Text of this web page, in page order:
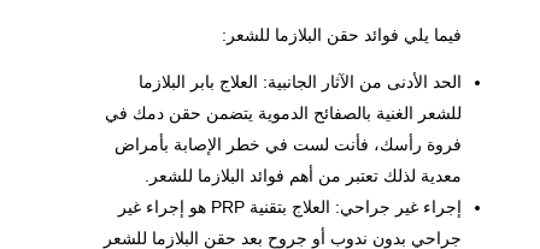
فيما يلي فوائد حقن البلازما للشعر:
الحد الأدنى من الآثار الجانبية: العلاج بابر البلازما
للشعر الغنية بالصفائح الدموية يتضمن حقن دمك في
فروة رأسك، فأنت لست في خطر الإصابة بأمراض
معدية لذلك تعتبر من أهم فوائد البلازما للشعر.
إجراء غير جراحي: العلاج بتقنية PRP هو إجراء غير
جراحي بدون ندوب أو جروح بعد حقن البلازما للشعر